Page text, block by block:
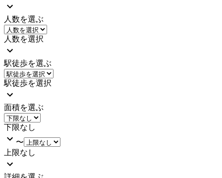
人数を選ぶ
人数を選択
駅徒歩を選ぶ
駅徒歩を選択
面積を選ぶ
下限なし
〜
上限なし